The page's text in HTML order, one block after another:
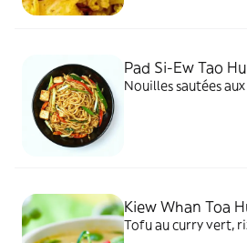
Pad Si-Ew Tao Hu
Nouilles sautées
Kiew Whan Toa
Tofu au curry vert,